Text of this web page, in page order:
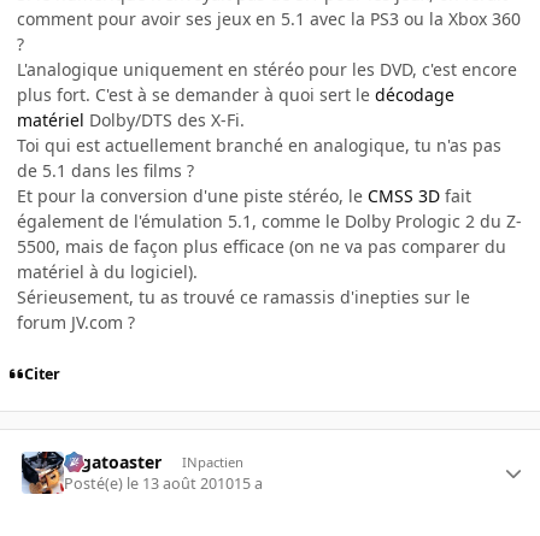
comment pour avoir ses jeux en 5.1 avec la PS3 ou la Xbox 360
?
L'analogique uniquement en stéréo pour les DVD, c'est encore
plus fort. C'est à se demander à quoi sert le décodage
matériel Dolby/DTS des X-Fi.
Toi qui est actuellement branché en analogique, tu n'as pas
de 5.1 dans les films ?
Et pour la conversion d'une piste stéréo, le CMSS 3D fait
également de l'émulation 5.1, comme le Dolby Prologic 2 du Z-
5500, mais de façon plus efficace (on ne va pas comparer du
matériel à du logiciel).
Sérieusement, tu as trouvé ce ramassis d'inepties sur le
forum JV.com ?
Citer
Gigatoaster INpactien
Posté(e) le 13 août 201015 a